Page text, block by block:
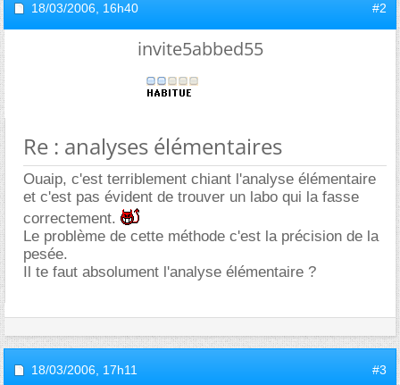
18/03/2006, 16h40 #2
invite5abbed55
Re : analyses élémentaires
Ouaip, c'est terriblement chiant l'analyse élémentaire
et c'est pas évident de trouver un labo qui la fasse
correctement.
Le problème de cette méthode c'est la précision de la
pesée.
Il te faut absolument l'analyse élémentaire ?
18/03/2006, 17h11 #3